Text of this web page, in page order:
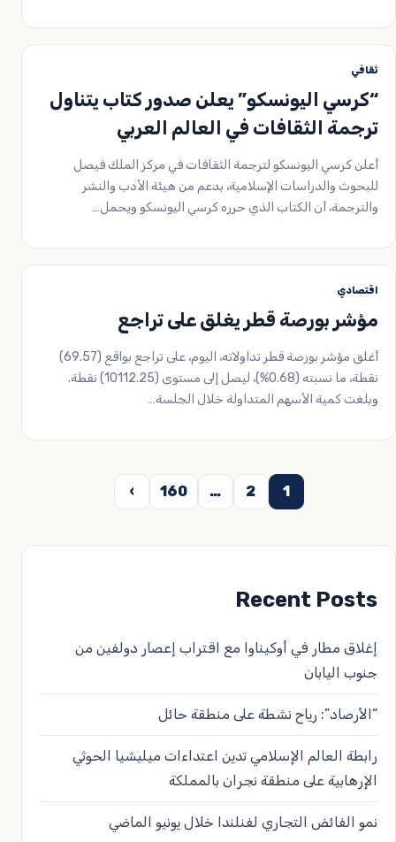
ثقافي
“كرسي اليونسكو” يعلن صدور كتاب يتناول
ترجمة الثقافات في العالم العربي
أعلن كرسي اليونسكو لترجمة الثقافات في مركز الملك فيصل
للبحوث والدراسات الإسلامية، بدعم من هيئة الأدب والنشر
والترجمة، أن الكتاب الذي حرره كرسي اليونسكو ويحمل…
اقتصادي
مؤشر بورصة قطر يغلق على تراجع
أغلق مؤشر بورصة قطر تداولاته، اليوم، على تراجع بواقع (69.57)
نقطة، ما نسبته (0.68%)، ليصل إلى مستوى (10112.25) نقطة.
وبلغت كمية الأسهم المتداولة خلال الجلسة…
1
2
…
160
›
Recent Posts
إغلاق مطار في أوكيناوا مع اقتراب إعصار دولفين من
جنوب اليابان
“الأرصاد”: رياح نشطة على منطقة حائل
رابطة العالم الإسلامي تدين اعتداءات ميليشيا الحوثي
الإرهابية على منطقة نجران بالمملكة
نمو الفائض التجاري لفنلندا خلال يونيو الماضي